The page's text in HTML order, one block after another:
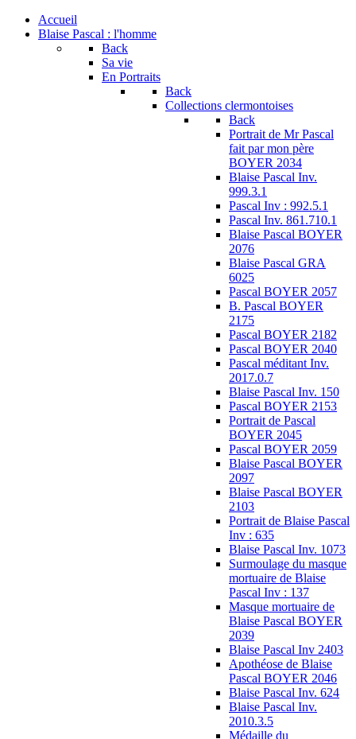
Accueil
Blaise Pascal : l'homme
Back
Sa vie
En Portraits
Back
Collections clermontoises
Back
Portrait de Mr Pascal
fait par mon père
BOYER 2034
Blaise Pascal Inv.
999.3.1
Pascal Inv : 992.5.1
Pascal Inv. 861.710.1
Blaise Pascal BOYER
2076
Blaise Pascal GRA
6025
Pascal BOYER 2057
B. Pascal BOYER
2175
Pascal BOYER 2182
Pascal BOYER 2040
Pascal méditant Inv.
2017.0.7
Blaise Pascal Inv. 150
Pascal BOYER 2153
Portrait de Pascal
BOYER 2045
Pascal BOYER 2059
Blaise Pascal BOYER
2097
Blaise Pascal BOYER
2103
Portrait de Blaise Pascal
Inv : 635
Blaise Pascal Inv. 1073
Surmoulage du masque
mortuaire de Blaise
Pascal Inv : 137
Masque mortuaire de
Blaise Pascal BOYER
2039
Blaise Pascal Inv 2403
Apothéose de Blaise
Pascal BOYER 2046
Blaise Pascal Inv. 624
Blaise Pascal Inv.
2010.3.5
Médaille du